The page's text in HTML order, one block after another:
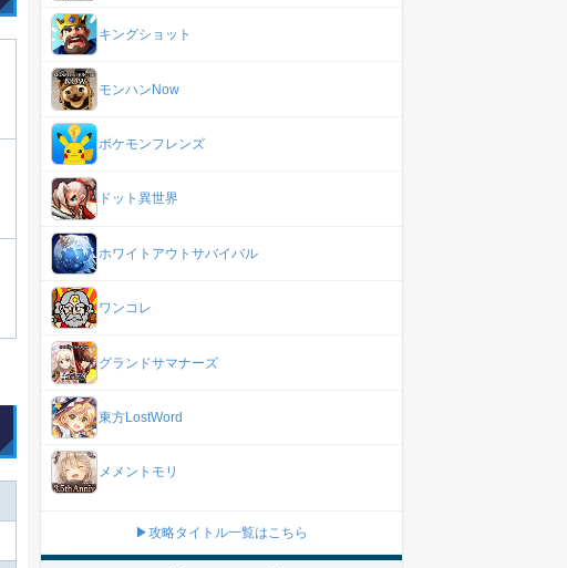
キングショット
モンハンNow
ポケモンフレンズ
ドット異世界
ホワイトアウトサバイバル
ワンコレ
グランドサマナーズ
東方LostWord
メメントモリ
▶攻略タイトル一覧はこちら